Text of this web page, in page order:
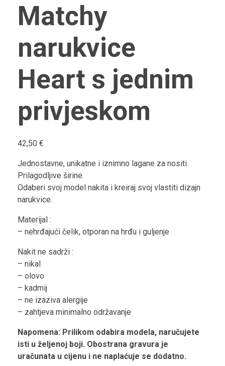
Matchy
narukvice
Heart s jednim
privjeskom
42,50 €
Jednostavne, unikatne i iznimno lagane za nositi.
Prilagodljive širine.
Odaberi svoj model nakita i kreiraj svoj vlastiti dizajn
narukvice.
Materijal :
– nehrđajući čelik, otporan na hrđu i guljenje
Nakit ne sadrži :
– nikal
– olovo
– kadmij
– ne izaziva alergije
– zahtjeva minimalno održavanje
Napomena: Prilikom odabira modela, naručujete
isti u željenoj boji. Obostrana gravura je
uračunata u cijenu i ne naplaćuje se dodatno.